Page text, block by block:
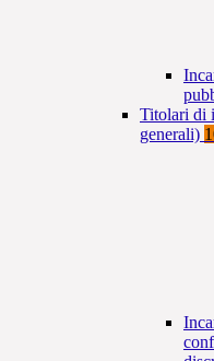
Titolari di
generali)